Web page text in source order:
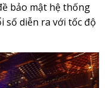
bảo mật hệ thống
số diễn ra với tốc độ